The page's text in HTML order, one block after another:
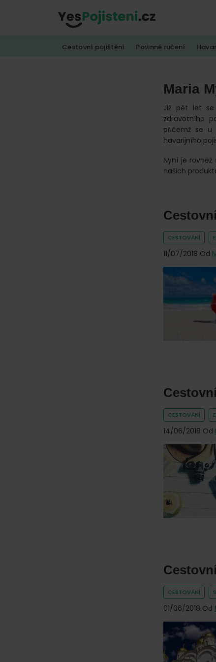
srovnávač
Cestovní pojištění Povinné ručení
Maria
Již pět let se
zdravotního
přičemž se u
havarijního
Nyní je
našich
CESTOVÁNÍ
11/07/2018 Od
CESTOVÁNÍ
14/06/2018 Od
CESTOVÁNÍ
01/06/2018 Od